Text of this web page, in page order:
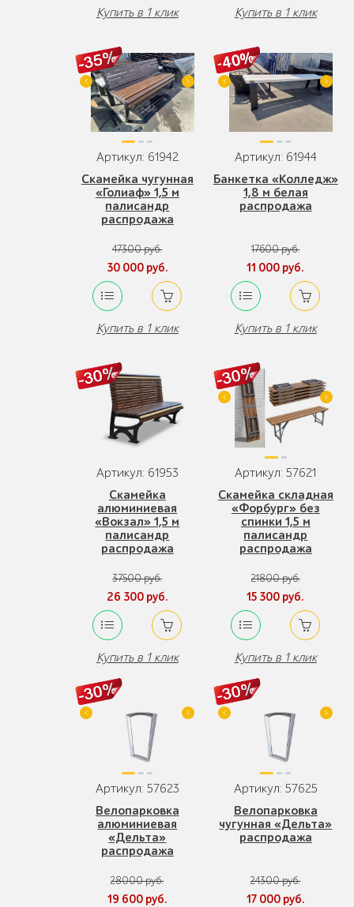
Купить в 1 клик Купить в 1 клик
Артикул: 61942
Скамейка чугунная
«Голиаф» 1,5 м
палисандр
распродажа
47300 руб.
30 000 руб.
Купить в 1 клик
Артикул: 61944
Банкетка «Колледж»
1,8 м белая
распродажа
17600 руб.
11 000 руб.
Купить в 1 клик
Артикул: 61953
Скамейка
алюминиевая
«Вокзал» 1,5 м
палисандр
распродажа
37500 руб.
26 300 руб.
Купить в 1 клик
Артикул: 57621
Скамейка складная
«Форбург» без
спинки 1,5 м
палисандр
распродажа
21800 руб.
15 300 руб.
Купить в 1 клик
Артикул: 57623
Велопарковка
алюминиевая
«Дельта»
распродажа
28000 руб.
19 600 руб.
Артикул: 57625
Велопарковка
чугунная «Дельта»
распродажа
24300 руб.
17 000 руб.